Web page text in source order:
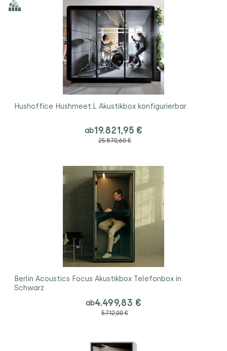
Hushoffice Hushmeet.L Akustikbox konfigurierbar
ab19.821,95 €
25.870,60 €
Berlin Acoustics Focus Akustikbox Telefonbox in
Schwarz
ab4.499,83 €
5.712,00 €